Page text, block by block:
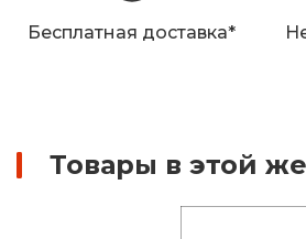
Бесплатная доставка*
Товары в этой